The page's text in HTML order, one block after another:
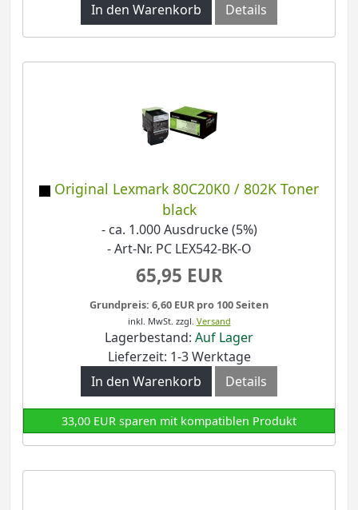
In den Warenkorb
Details
Original Lexmark 80C20K0 / 802K Toner
black
- ca. 1.000 Ausdrucke (5%)
- Art-Nr. PC LEX542-BK-O
65,95 EUR
Grundpreis: 6,60 EUR pro 100 Seiten
inkl. MwSt. zzgl. Versand
Lagerbestand: Auf Lager
Lieferzeit: 1-3 Werktage
In den Warenkorb
Details
33,00 EUR sparen mit kompatiblen Produkt